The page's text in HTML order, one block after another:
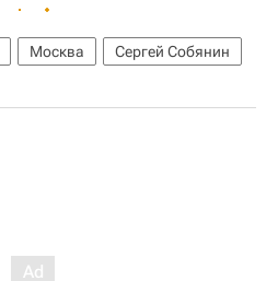
Москва
Сергей Собянин